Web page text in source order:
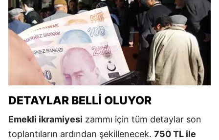
DETAYLAR BELLİ OLUYOR
Emekli ikramiyesi zammı için tüm detaylar son
toplantıların ardından şekillenecek. 750 TL ile